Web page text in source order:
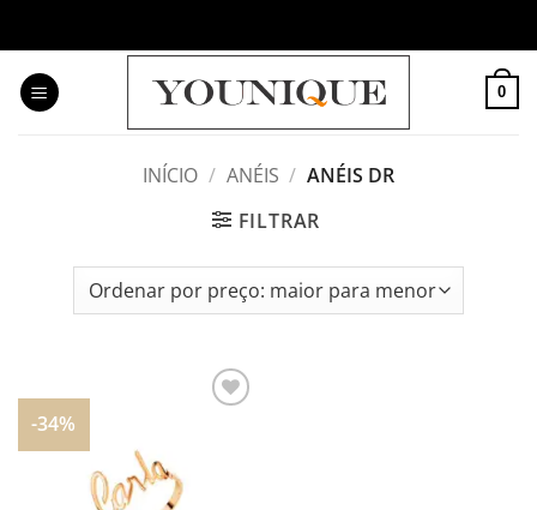
content
0
INÍCIO / ANÉIS / ANÉIS DR
FILTRAR
-34%